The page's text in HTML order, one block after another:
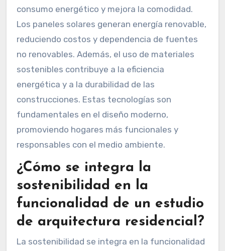
consumo energético y mejora la comodidad.
Los paneles solares generan energía renovable,
reduciendo costos y dependencia de fuentes
no renovables. Además, el uso de materiales
sostenibles contribuye a la eficiencia
energética y a la durabilidad de las
construcciones. Estas tecnologías son
fundamentales en el diseño moderno,
promoviendo hogares más funcionales y
responsables con el medio ambiente.
¿Cómo se integra la
sostenibilidad en la
funcionalidad de un estudio
de arquitectura residencial?
La sostenibilidad se integra en la funcionalidad